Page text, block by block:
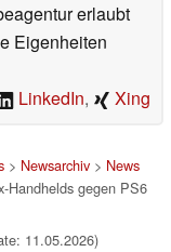
erlaubt
Eigenheiten
LinkedIn, Xing
> Newsarchiv> News
gegen PS6
11.05.2026)